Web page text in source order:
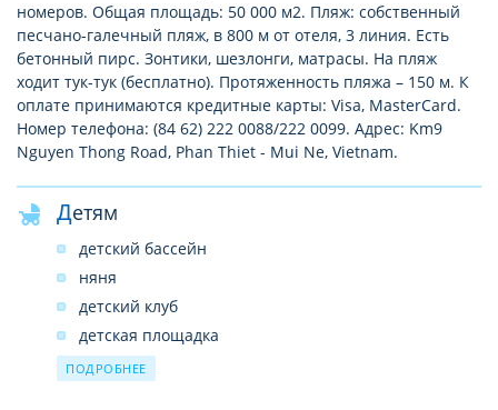
номеров. Общая площадь: 50 000 м2. Пляж: собственный
песчано-галечный пляж, в 800 м от отеля, 3 линия. Есть
бетонный пирс. Зонтики, шезлонги, матрасы. На пляж
ходит тук-тук (бесплатно). Протяженность пляжа – 150 м. К
оплате принимаются кредитные карты: Visa, MasterCard.
Номер телефона: (84 62) 222 0088/222 0099. Адрес: Km9
Nguyen Thong Road, Phan Thiet - Mui Ne, Vietnam.
Детям
детский бассейн
няня
детский клуб
детская площадка
детская кроватка
ПОДРОБНЕЕ